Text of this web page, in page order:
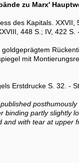
zu Marx'
des Kapitals.
448 S.; IV, 422 S.
mit
Erstdrucke S. 32. -
binding partly slightly
with tear at upper